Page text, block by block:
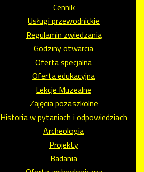
Cennik
Usługi przewodnickie
Regulamin zwiedzania
Godziny otwarcia
Oferta specjalna
Oferta edukacyjna
Lekcje Muzealne
Zajęcia pozaszkolne
Historia w pytaniach i odpowiedziach
Archeologia
Projekty
Badania